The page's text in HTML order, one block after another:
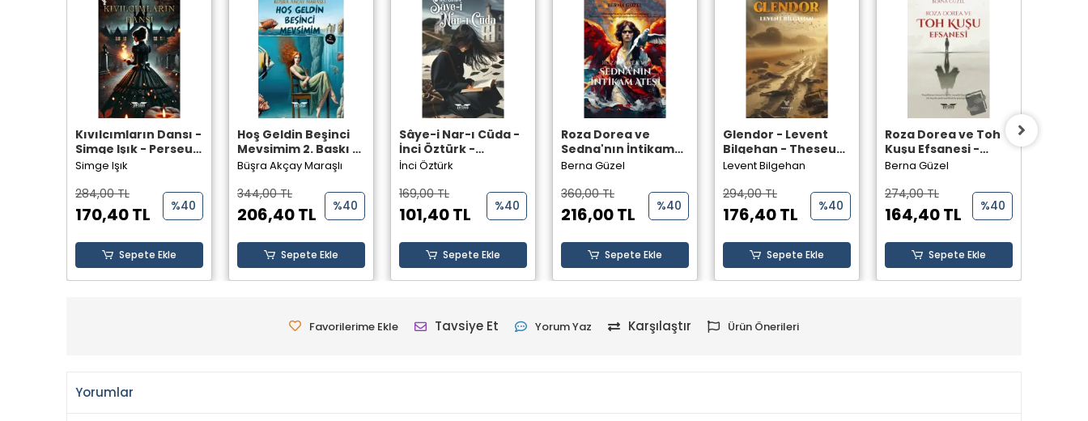
Kıvılcımların Dansı -
Simge Işık - Perseus
Yayınevi -
Simge Işık
284,00 TL
170,40 TL %40
Sepete Ekle
Hoş Geldin Beşinci
Mevsimim 2. Baskı -
Büşra Akçay Maraşlı
Büşra Akçay Maraşlı
344,00 TL
206,40 TL %40
Sepete Ekle
Sâye-i Nar-ı Cüda -
İnci Öztürk -
İnci Öztürk
169,00 TL
101,40 TL %40
Sepete Ekle
Roza Dorea ve
Sedna'nın İntikam
Ateşi - Berna Güzel -
Berna Güzel
360,00 TL
216,00 TL %40
Sepete Ekle
Glendor - Levent
Bilgehan - Theseus
Yayınevi -
Levent Bilgehan
294,00 TL
176,40 TL %40
Sepete Ekle
Roza Dorea ve Toh
Kuşu Efsanesi -
Berna Güzel -
Berna Güzel
274,00 TL
164,40 TL %40
Sepete Ekle
Favorilerime Ekle Tavsiye Et Yorum Yaz Karşılaştır Ürün Önerileri
Yorumlar